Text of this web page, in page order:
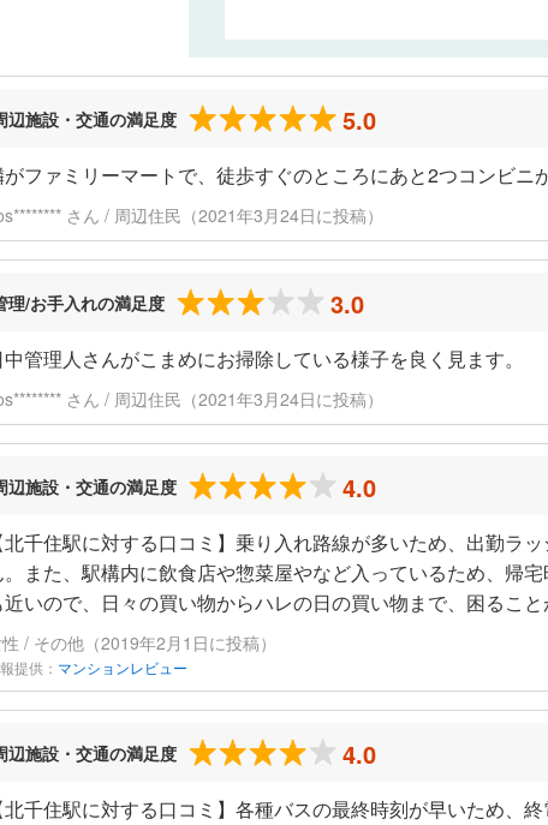
辺施設・交通の満足度 5.0
がファミリーマートで、徒歩すぐのところにあと2つコンビニ
さん / 周辺住民（2021年3月24日に投稿）
理/お手入れの満足度 3.0
中管理人さんがこまめにお掃除している様子を良く見ます。
さん / 周辺住民（2021年3月24日に投稿）
辺施設・交通の満足度 4.0
北千住駅に対する口コミ】乗り入れ路線が多いため、出勤ラ
。また、駅構内に飲食店や惣菜屋やなど入っているため、帰
近いので、日々の買い物からハレの日の買い物まで、困ること
/ その他（2019年2月1日に投稿）
提供： マンションレビュー
辺施設・交通の満足度 4.0
北千住駅に対する口コミ】各種バスの最終時刻が早いため、